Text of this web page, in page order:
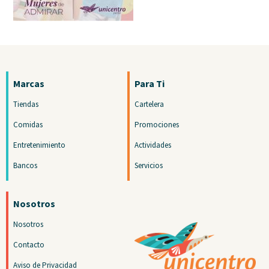
Marcas
Tiendas
Comidas
Entretenimiento
Bancos
Para Ti
Cartelera
Promociones
Actividades
Servicios
Nosotros
Nosotros
Contacto
Aviso de Privacidad